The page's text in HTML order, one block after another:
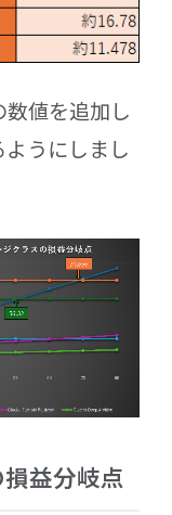
値を追加し
うにしまし
益分岐点